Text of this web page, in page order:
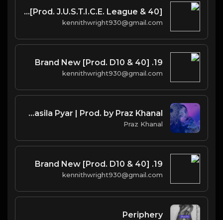
Paris Morton Music [Prod. J.U.S.T.I.C.E. League & 40]
kennithwright930@gmail.com
19. Brand New [Prod. D10 & 40]
kennithwright930@gmail.com
Riddhi Clara - Nasila Pyar | Prod. by Praz Khanal
Praz Khanal
19. Brand New [Prod. D10 & 40]
kennithwright930@gmail.com
Periphery